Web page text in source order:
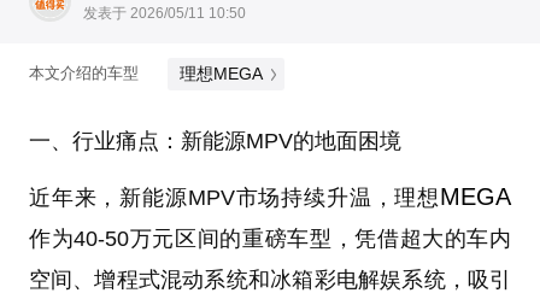
发表于 2026/05/11 10:50
本文介绍的车型 理想MEGA
一、行业痛点：新能源MPV的地面困境
近年来，新能源MPV市场持续升温，理想 MEGA
作为40-50万元区间的重磅车型，凭借超大的车内
空间、增程式混动系统和冰箱彩电解娱系统，吸引